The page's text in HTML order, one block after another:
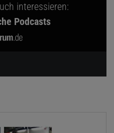
interessieren:
Podcasts